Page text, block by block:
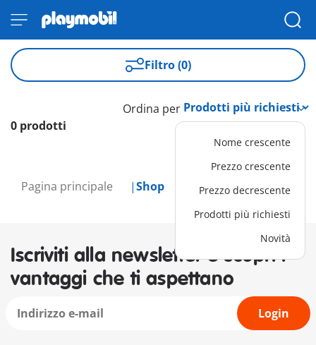
Pagina principale Shop
Filtro (0)
0 prodotti
Ordina per
Nome crescente
Prezzo crescente
Prezzo decrescente
Prodotti più richiesti
Novità
Iscriviti alla newsletter e scopri i
vantaggi che ti aspettano
Login